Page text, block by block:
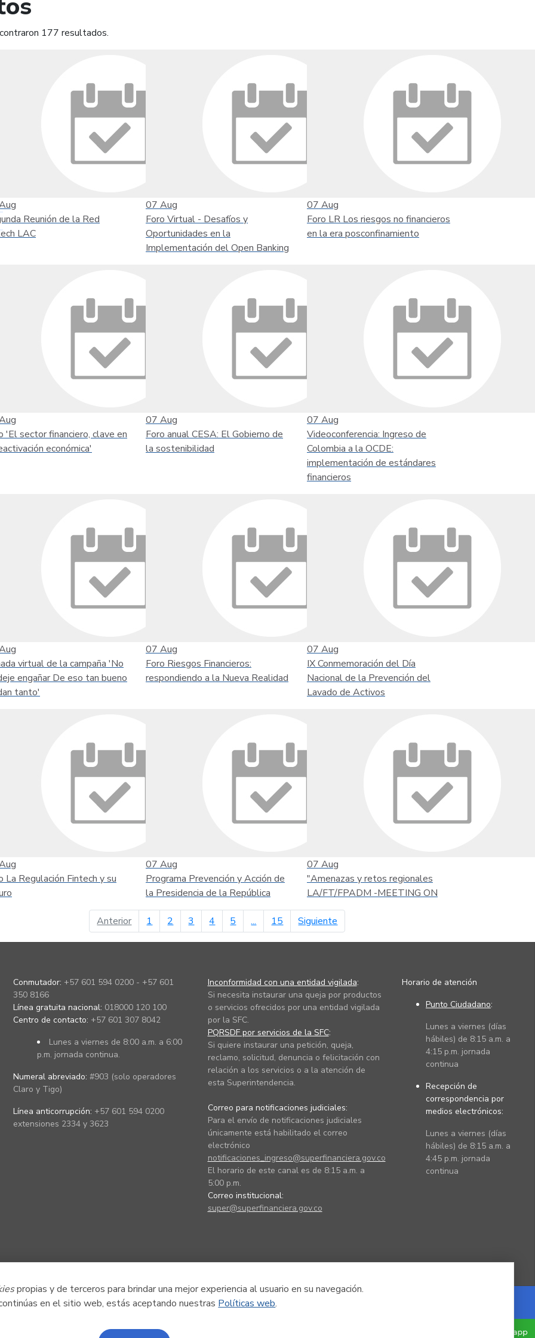
propias y de terceros para brindar una mejor experiencia al usuario en su navegación.
en el sitio web, estás aceptando nuestras Políticas web.
177 resultados.
Reunión de la Red
LAC
07 Aug
Foro Virtual - Desafíos y
Oportunidades en la
Implementación del Open Banking
07 Aug
Foro LR Los riesgos no financieros
en la era posconfinamiento
'El sector financiero, clave en
económica'
07 Aug
Foro anual CESA: El Gobierno de
la sostenibilidad
07 Aug
Videoconferencia: Ingreso de
Colombia a la OCDE:
implementación de estándares
financieros
virtual de la campaña 'No
engañar De eso tan bueno
tanto'
07 Aug
Foro Riesgos Financieros:
respondiendo a la Nueva Realidad
07 Aug
IX Conmemoración del Día
Nacional de la Prevención del
Lavado de Activos
La Regulación Fintech y su
07 Aug
Programa Prevención y Acción de
la Presidencia de la República
07 Aug
"Amenazas y retos regionales
LA/FT/FPADM -MEETING ON
Anteriorpágina anterior
1 2 3 4 5 ... 15 Siguiente
Conmutador: +57 601 594 0200 - +57 601
350 8166
Línea gratuita nacional: 018000 120 100
Centro de contacto: +57 601 307 8042
Lunes a viernes de 8:00 a.m. a 6:00
p.m. jornada continua.
Numeral abreviado: #903 (solo operadores
Claro y Tigo)
Línea anticorrupción: +57 601 594 0200
extensiones 2334 y 3623
Inconformidad con una entidad vigilada:
Si necesita instaurar una queja por productos
o servicios ofrecidos por una entidad vigilada
por la SFC.
PQRSDF por servicios de la SFC:
Si quiere instaurar una petición, queja,
reclamo, solicitud, denuncia o felicitación con
relación a los servicios o a la atención de
esta Superintendencia.
Correo para notificaciones judiciales:
Para el envío de notificaciones judiciales
únicamente está habilitado el correo
electrónico
notificaciones_ingreso@superfinanciera.gov.co
El horario de este canal es de 8:15 a.m. a
5:00 p.m.
Correo institucional:
super@superfinanciera.gov.co
Horario de atención
Punto Ciudadano:
Lunes a viernes (días
hábiles) de 8:15 a.m. a
4:15 p.m. jornada
continua
Recepción de
correspondencia por
medios electrónicos:
Lunes a viernes (días
hábiles) de 8:15 a.m. a
4:45 p.m. jornada
continua
Powered by Nexura